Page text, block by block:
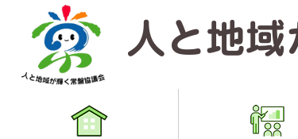
人と地